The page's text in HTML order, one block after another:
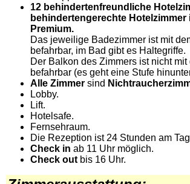
12 behindertenfreundliche
behindertengerechte
Premium.
Das jeweilige Badezimmer ist mit
befahrbar, im Bad gibt es Haltegriffe.
Der Balkon des Zimmers ist nicht mit
befahrbar (es geht eine Stufe
Alle Zimmer sind
Lobby.
Lift.
Hotelsafe.
Fernsehraum.
Die Rezeption ist 24 Stunden am
Check in ab 11 Uhr möglich.
Check out bis 16 Uhr.